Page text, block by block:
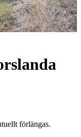
förlängas.